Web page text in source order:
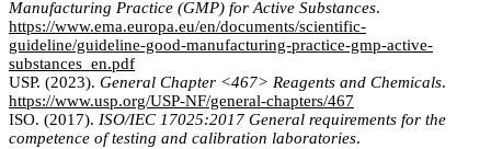
Manufacturing Practice (GMP) for Active Substances.
https://www.ema.europa.eu/en/documents/scientific-
guideline/guideline-good-manufacturing-practice-gmp-active-
substances_en.pdf
USP. (2023). General Chapter <467> Reagents and Chemicals.
https://www.usp.org/USP-NF/general-chapters/467
ISO. (2017). ISO/IEC 17025:2017 General requirements for the
competence of testing and calibration laboratories.